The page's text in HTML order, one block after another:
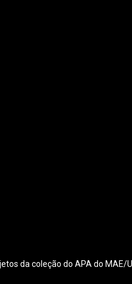
da coleção do APA do MAE/